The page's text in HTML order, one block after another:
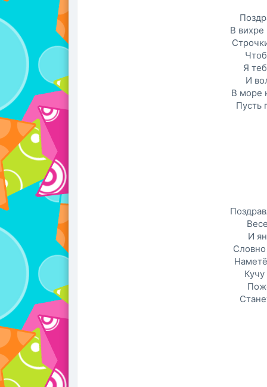
В вихре
Я
И
В море
Пусть
И